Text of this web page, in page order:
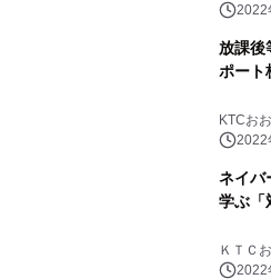
2022
放課後
ポート
KTCお
2022
ネイバ
学ぶ「
ＫＴＣ
2022